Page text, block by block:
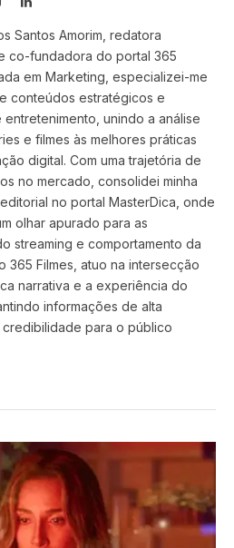
Santos Amorim, redatora
co-fundadora do portal 365
em Marketing, especializei-me
conteúdos estratégicos e
unindo a análise
e filmes às melhores práticas
digital. Com uma trajetória de
no mercado, consolidei minha
no portal MasterDica, onde
olhar apurado para as
streaming e comportamento da
365 Filmes, atuo na intersecção
narrativa e a experiência do
informações de alta
para o público